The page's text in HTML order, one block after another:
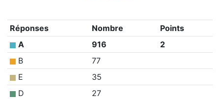
Réponses Nombre
Points
A
916
2
B
77
E
35
D
27